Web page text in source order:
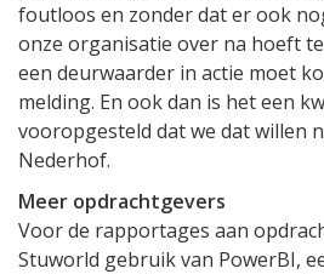
foutloos en zonder dat er ook
onze organisatie over na hoeft
een deurwaarder in actie moet
melding. En ook dan is het een
vooropgesteld dat we dat willen
Nederhof.
Meer opdrachtgevers
Voor de rapportages aan
Stuworld gebruik van PowerBI,